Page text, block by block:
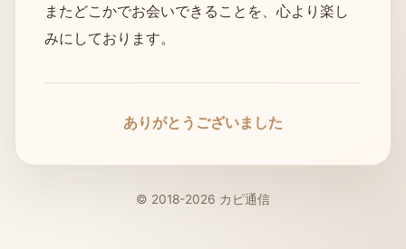
またどこかでお会いできることを、心より楽し
みにしております。
ありがとうございました
© 2018-2026 カピ通信